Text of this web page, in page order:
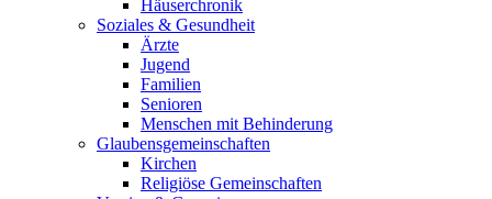
Häuserchronik
Soziales & Gesundheit
Ärzte
Jugend
Familien
Senioren
Menschen mit Behinderung
Glaubensgemeinschaften
Kirchen
Religiöse Gemeinschaften